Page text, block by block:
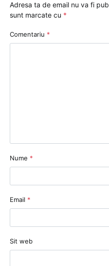
Adresa ta de email nu va fi
sunt marcate cu *
Comentariu *
Nume *
Email *
Sit web